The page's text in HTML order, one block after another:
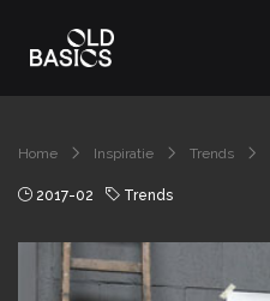
Home Inspiratie Trends
2017-02 Trends